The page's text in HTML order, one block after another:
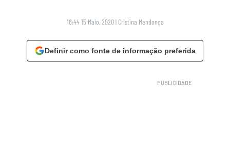
18:44 15 Maio, 2020 | Cristina Mendonça
Definir como fonte de informação preferida